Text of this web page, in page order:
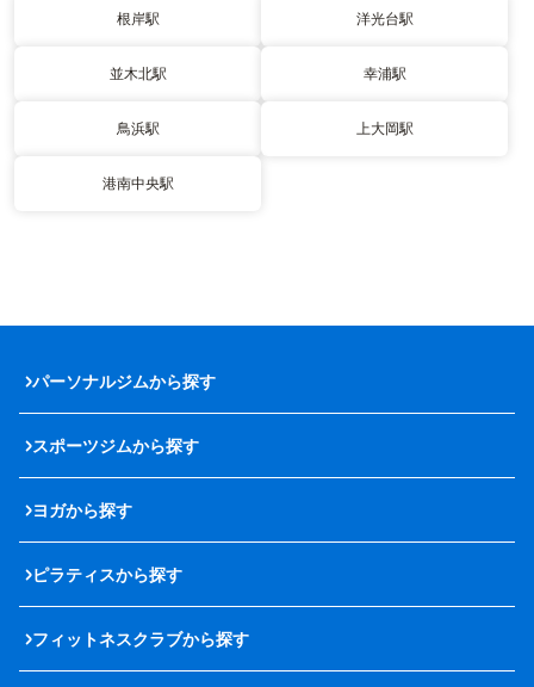
根岸駅 洋光台駅
並木北駅 幸浦駅
鳥浜駅 上大岡駅
港南中央駅
パーソナルジムから探す
スポーツジムから探す
ヨガから探す
ピラティスから探す
フィットネスクラブから探す